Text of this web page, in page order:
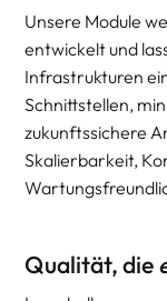
Unsere Module
entwickelt und
Infrastrukturen
Schnittstellen,
zukunftssichere
Skalierbarkeit,
Qualität, die